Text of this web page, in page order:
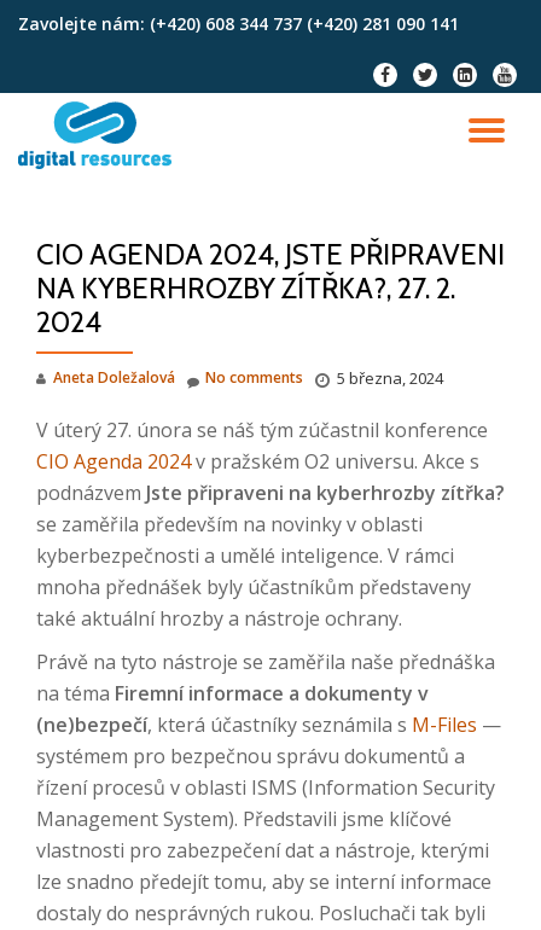
Zavolejte nám: (+420) 608 344 737 (+420) 281 090 141
fa-
facebook
fa-
twitter
fa-
linkedin-
square
fa-
CIO AGENDA 2024, JSTE PŘIPRAVENI
NA KYBERHROZBY ZÍTŘKA?, 27. 2.
2024
Aneta Doležalová 5 března, 2024
No comments
V úterý 27. února se náš tým zúčastnil konference
CIO Agenda 2024v pražském O2 universu. Akce s
podnázvem Jste připraveni na kyberhrozby zítřka?
se zaměřila především na novinky v oblasti
kyberbezpečnosti a umělé inteligence. V rámci
mnoha přednášek byly účastníkům představeny
také aktuální hrozby a nástroje ochrany.
Právě na tyto nástroje se zaměřila naše přednáška
na téma Firemní informace a dokumenty v
(ne)bezpečí, která účastníky seznámila s M-Files —
systémem pro bezpečnou správu dokumentů a
řízení procesů v oblasti ISMS (Information Security
Management System). Představili jsme klíčové
vlastnosti pro zabezpečení dat a nástroje, kterými
lze snadno předejít tomu, aby se interní informace
dostaly do nesprávných rukou. Posluchači tak byli